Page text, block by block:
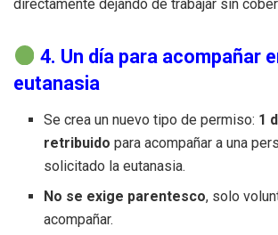
directamente dejando de trabajar sin
4. Un día para acompañar
eutanasia
Se crea un nuevo tipo de permiso: 1
retribuido para acompañar a una
solicitado la eutanasia.
No se exige parentesco, solo
acompañar.